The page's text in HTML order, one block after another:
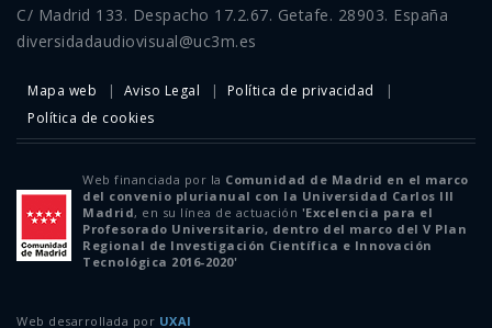
C/ Madrid 133. Despacho 17.2.67. Getafe. 28903. España
diversidadaudiovisual@uc3m.es
Mapa web Aviso Legal
Política de privacidad
Política de cookies
Web financiada por la Comunidad de Madrid en el marco
del convenio plurianual con la Universidad Carlos III
Madrid, en su línea de actuación 'Excelencia para el
Profesorado Universitario, dentro del marco del V Plan
Regional de Investigación Científica e Innovación
Tecnológica 2016-2020'
Web desarrollada por UXAI